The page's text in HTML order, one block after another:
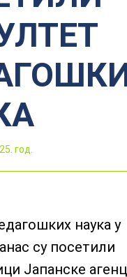
год.
наука у
су посетили
Јапанске